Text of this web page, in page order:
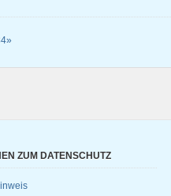
4»
ZUM DATENSCHUTZ